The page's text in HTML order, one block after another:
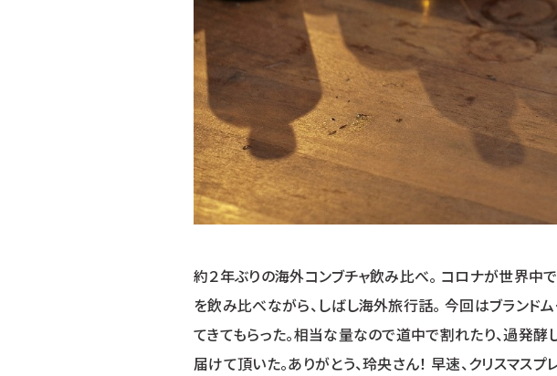
約２年ぶりの海外コンブチャ飲み比べ。 コロナが世界中
を飲み比べながら、しばし海外旅行話。 今回はブランド
てきてもらった。相当な量なので道中で割れたり、過発
届けて頂いた。ありがとう、玲央さん！ 早速、クリスマス